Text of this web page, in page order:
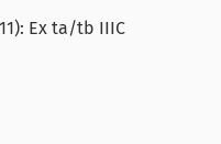
Ex ta/tb IIIC